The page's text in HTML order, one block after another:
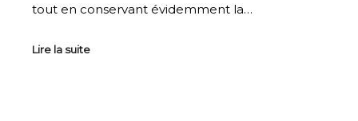
tout en conservant évidemment la…
Lire la suite